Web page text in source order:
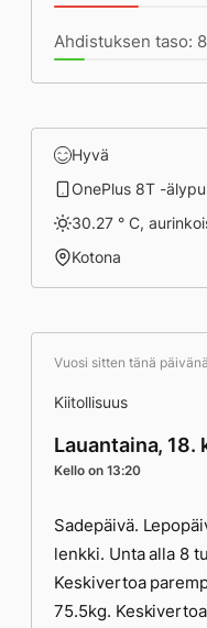
Ahdistuksen taso:
Hyvä
OnePlus 8T -
30.27 ° C,
Kotona
Vuosi sitten tänä päivänä
Kiitollisuus
Lauantaina, 18.
Kello on 13:20
Sadepäivä.
lenkki. Unta alla 8
Keskivertoa
75.5kg.